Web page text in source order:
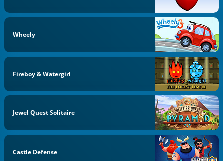
Wheely
Fireboy & Watergirl
Jewel Quest Solitaire
Castle Defense